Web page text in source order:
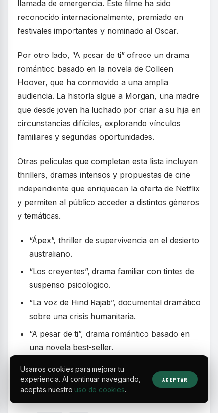
llamada de emergencia. Este filme ha sido
reconocido internacionalmente, premiado en
festivales importantes y nominado al Oscar.
Por otro lado, “A pesar de ti” ofrece un drama
romántico basado en la novela de Colleen
Hoover, que ha conmovido a una amplia
audiencia. La historia sigue a Morgan, una madre
que desde joven ha luchado por criar a su hija en
circunstancias difíciles, explorando vínculos
familiares y segundas oportunidades.
Otras películas que completan esta lista incluyen
thrillers, dramas intensos y propuestas de cine
independiente que enriquecen la oferta de Netflix
y permiten al público acceder a distintos géneros
y temáticas.
“Ápex”, thriller de supervivencia en el desierto
australiano.
“Los creyentes”, drama familiar con tintes de
suspenso psicológico.
“La voz de Hind Rajab”, documental dramático
sobre una crisis humanitaria.
“A pesar de ti”, drama romántico basado en
una novela best-seller.
Otros títulos que mezclan cine independiente,
clásicos y estrenos recientes del catálogo.
Usamos cookies para mejorar tu
experiencia. Al continuar navegando,
aceptás nuestro uso de cookies.
ACEPTAR